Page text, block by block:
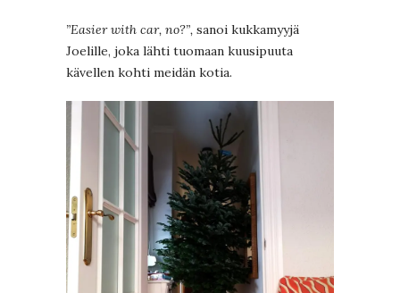
”Easier with car, no?”, sanoi kukkamyyjä
Joelille, joka lähti tuomaan kuusipuuta
kävellen kohti meidän kotia.